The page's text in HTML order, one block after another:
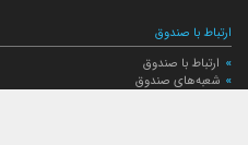
ارتباط با صندوق
ارتباط با صندوق
شعبه‌های صندوق